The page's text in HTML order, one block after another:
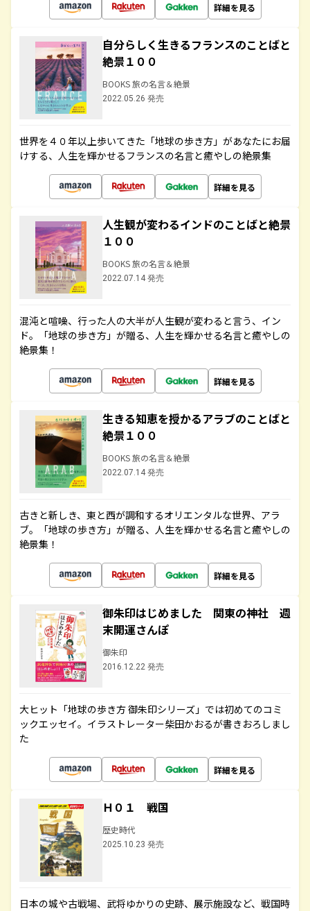
詳細を見る
自分らしく生きるフランスのことばと
絶景１００
BOOKS 旅の名言＆絶景
2022.05.26 発売
世界を４０年以上歩いてきた「地球の歩き方」があなたにお届
けする、人生を輝かせるフランスの名言と癒やしの絶景集
詳細を見る
人生観が変わるインドのことばと絶景
１００
BOOKS 旅の名言＆絶景
2022.07.14 発売
混沌と喧噪、行った人の大半が人生観が変わると言う、イン
ド。「地球の歩き方」が贈る、人生を輝かせる名言と癒やしの
絶景集！
詳細を見る
生きる知恵を授かるアラブのことばと
絶景１００
BOOKS 旅の名言＆絶景
2022.07.14 発売
古きと新しき、東と西が調和するオリエンタルな世界、アラ
ブ。「地球の歩き方」が贈る、人生を輝かせる名言と癒やしの
絶景集！
詳細を見る
御朱印はじめました 関東の神社 週
末開運さんぽ
御朱印
2016.12.22 発売
大ヒット「地球の歩き方 御朱印シリーズ」では初めてのコミ
ックエッセイ。イラストレーター柴田かおるが書きおろしまし
た
詳細を見る
Ｈ０１ 戦国
歴史時代
2025.10.23 発売
日本の城や古戦場、武将ゆかりの史跡、展示施設など、戦国時